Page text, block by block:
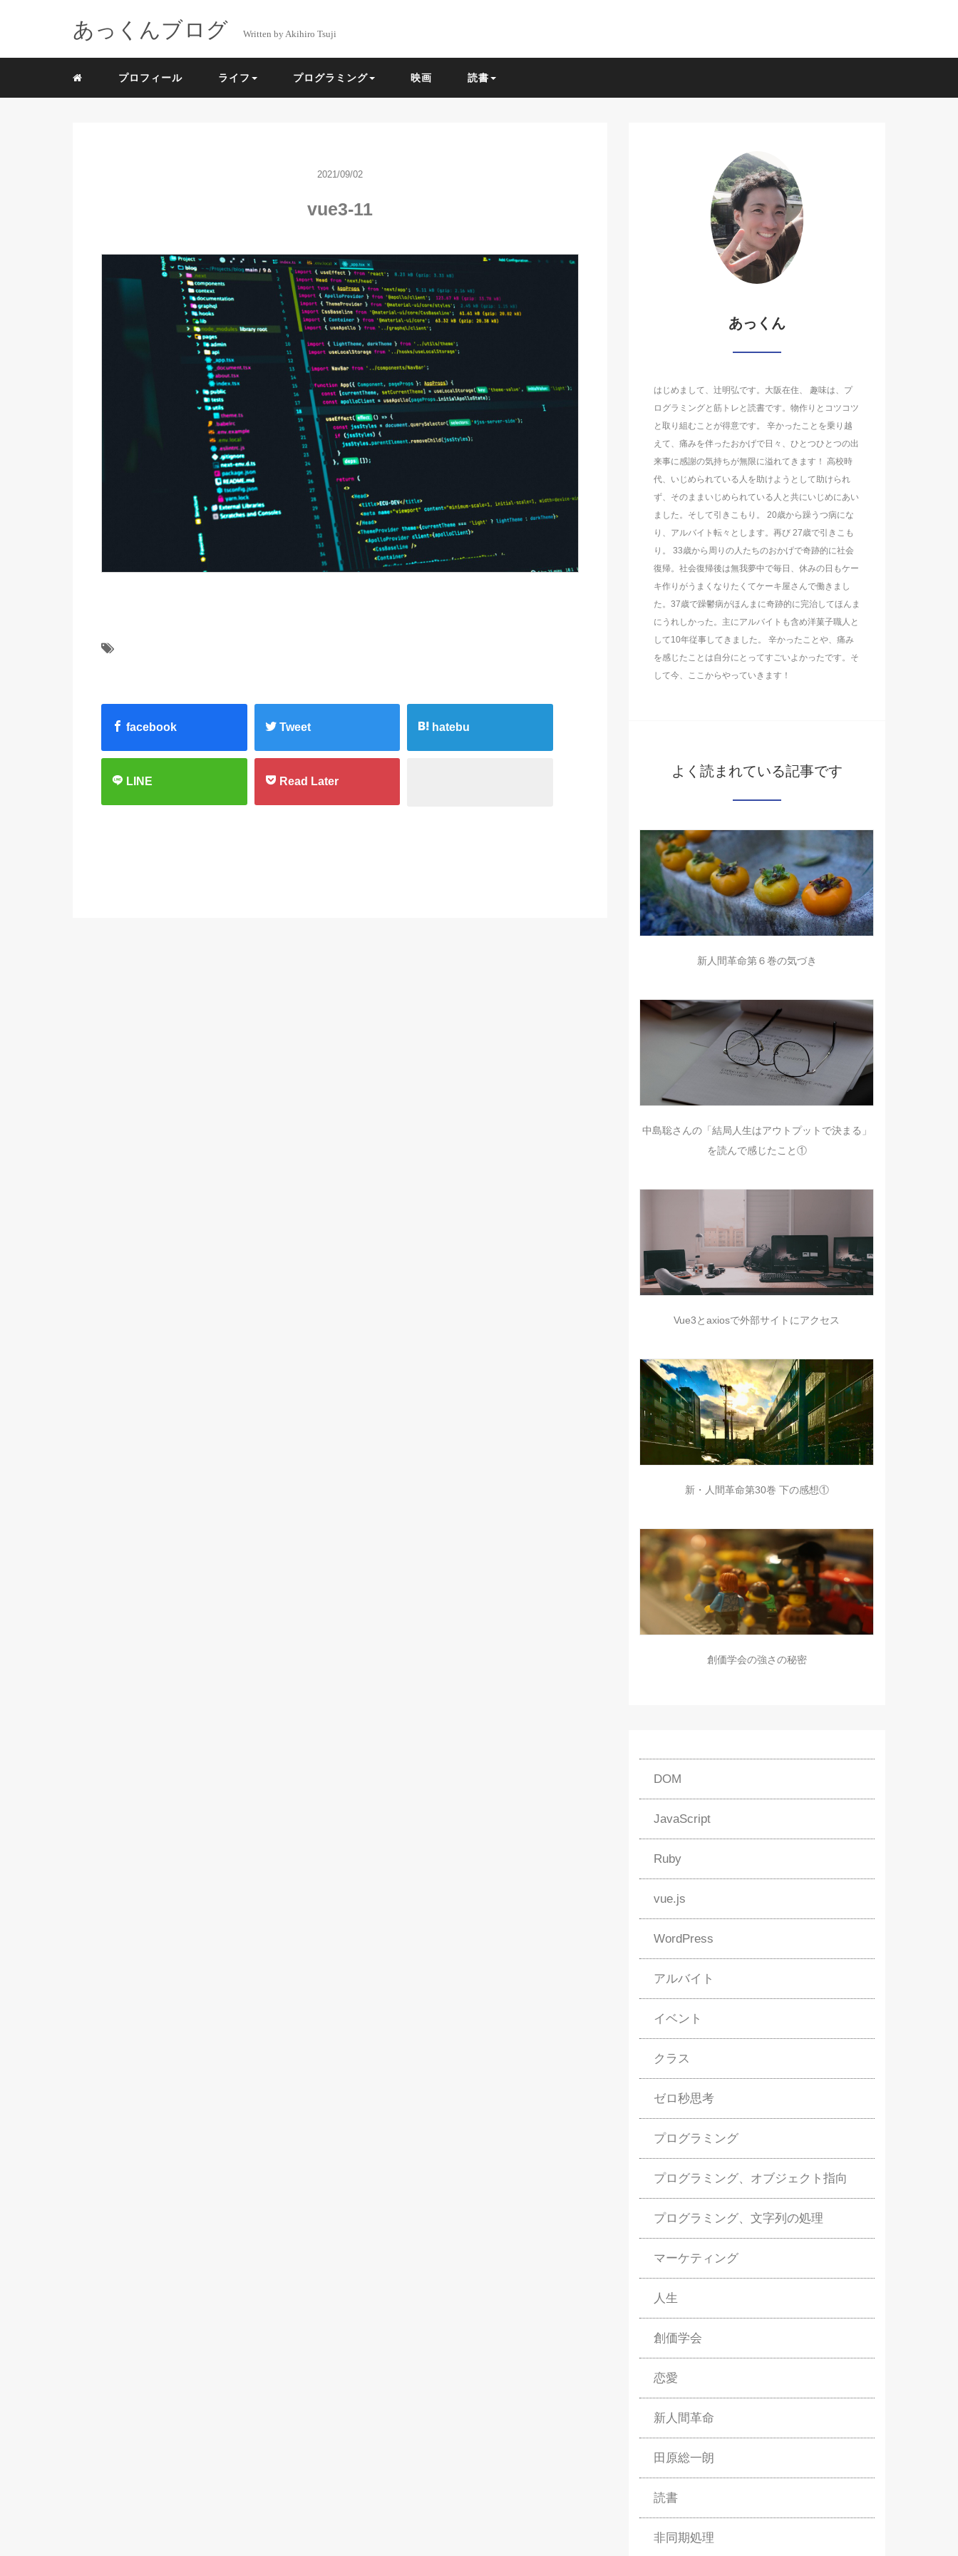
あっくんブログ Written by Akihiro Tsuji
プロフィール ライフ プログラミング 映画 読書
2021/09/02
vue3-11
facebook Tweet hatebu
LINE Read Later
あっくん
はじめまして、辻明弘です。大阪在住、 趣味は、プ
ログラミングと筋トレと読書です。物作りとコツコツ
と取り組むことが得意です。 辛かったことを乗り越
えて、痛みを伴ったおかげで日々、ひとつひとつの出
来事に感謝の気持ちが無限に溢れてきます！ 高校時
代、いじめられている人を助けようとして助けられ
ず、そのままいじめられている人と共にいじめにあい
ました。そして引きこもり。 20歳から躁うつ病にな
り、アルバイト転々とします。再び 27歳で引きこも
り。 33歳から周りの人たちのおかげで奇跡的に社会
復帰。社会復帰後は無我夢中で毎日、休みの日もケー
キ作りがうまくなりたくてケーキ屋さんで働きまし
た。37歳で躁鬱病がほんまに奇跡的に完治してほんま
にうれしかった。主にアルバイトも含め洋菓子職人と
して10年従事してきました。 辛かったことや、痛み
を感じたことは自分にとってすごいよかったです。そ
して今、ここからやっていきます！
よく読まれている記事です
新人間革命第６巻の気づき
中島聡さんの「結局人生はアウトプットで決まる」
を読んで感じたこと①
Vue3とaxiosで外部サイトにアクセス
新・人間革命第30巻 下の感想①
創価学会の強さの秘密
DOM
JavaScript
Ruby
vue.js
WordPress
アルバイト
イベント
クラス
ゼロ秒思考
プログラミング
プログラミング、オブジェクト指向
プログラミング、文字列の処理
マーケティング
人生
創価学会
恋愛
新人間革命
田原総一朗
読書
非同期処理